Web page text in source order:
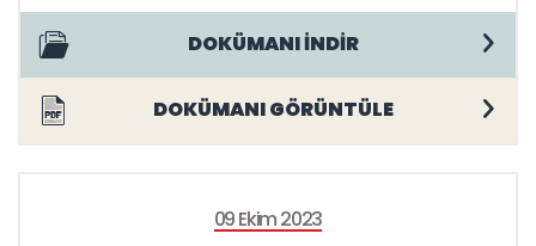
DOKÜMANI İNDİR
DOKÜMANI GÖRÜNTÜLE
09 Ekim 2023